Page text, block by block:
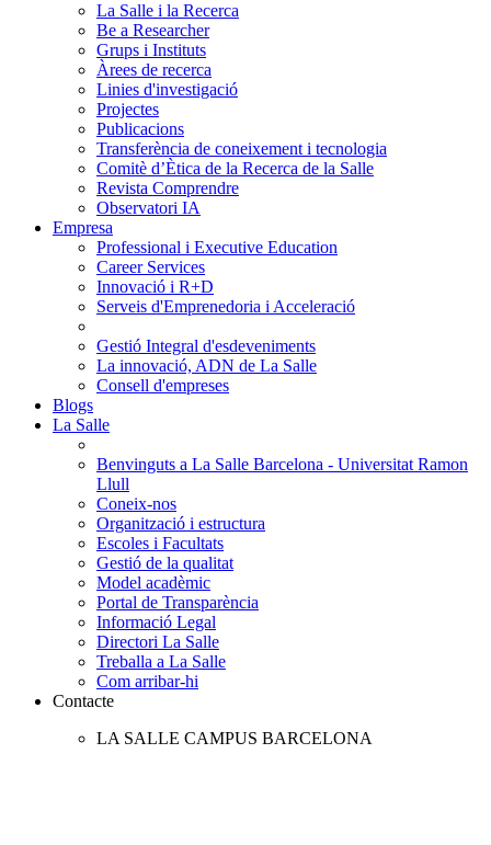
La Salle i la Recerca
Be a Researcher
Grups i Instituts
Àrees de recerca
Linies d'investigació
Projectes
Publicacions
Transferència de coneixement i tecnologia
Comitè d’Ètica de la Recerca de la Salle
Revista Comprendre
Observatori IA
Empresa
Professional i Executive Education
Career Services
Innovació i R+D
Serveis d'Emprenedoria i Acceleració
Gestió Integral d'esdeveniments
La innovació, ADN de La Salle
Consell d'empreses
Blogs
La Salle
Benvinguts a La Salle Barcelona - Universitat Ramon
Llull
Coneix-nos
Organització i estructura
Escoles i Facultats
Gestió de la qualitat
Model acadèmic
Portal de Transparència
Informació Legal
Directori La Salle
Treballa a La Salle
Com arribar-hi
Contacte
LA SALLE CAMPUS BARCELONA